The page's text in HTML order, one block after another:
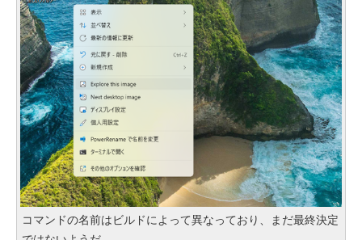
コマンドの名前はビルドによって異なっており、まだ最終決定